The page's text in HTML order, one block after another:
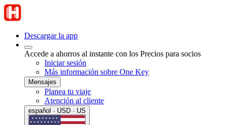
Descargar la app
Accede a ahorros al instante con los Precios para socios
Iniciar sesión
Más información sobre One Key
Mensajes
Planea tu viaje
Atención al cliente
español · USD · US